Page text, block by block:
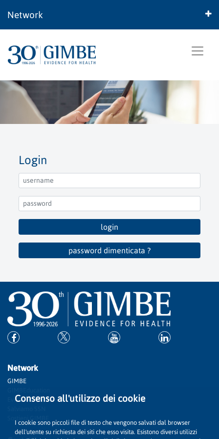
Network
Login
login
password dimenticata ?
Network
GIMBE
Evidence
Sostieni GIMBE
Consenso all'utilizzo dei cookie
I cookie sono piccoli file di testo che vengono salvati dal browser
dell'utente su richiesta dei siti che esso visita. Esistono diversi utilizzi